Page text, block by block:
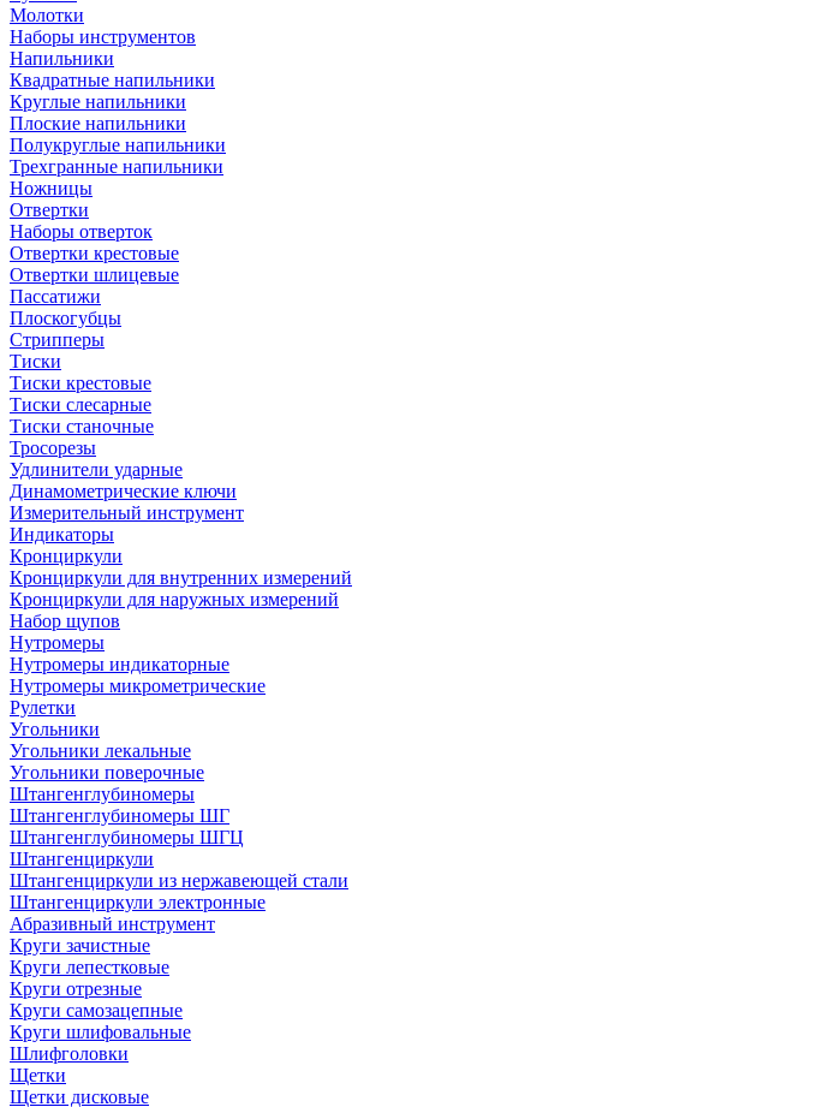
Молотки
Наборы инструментов
Напильники
Квадратные напильники
Круглые напильники
Плоские напильники
Полукруглые напильники
Трехгранные напильники
Ножницы
Отвертки
Наборы отверток
Отвертки крестовые
Отвертки шлицевые
Пассатижи
Плоскогубцы
Стрипперы
Тиски
Тиски крестовые
Тиски слесарные
Тиски станочные
Тросорезы
Удлинители ударные
Динамометрические ключи
Измерительный инструмент
Индикаторы
Кронциркули
Кронциркули для внутренних измерений
Кронциркули для наружных измерений
Набор щупов
Нутромеры
Нутромеры индикаторные
Нутромеры микрометрические
Рулетки
Угольники
Угольники лекальные
Угольники поверочные
Штангенглубиномеры
Штангенглубиномеры ШГ
Штангенглубиномеры ШГЦ
Штангенциркули
Штангенциркули из нержавеющей стали
Штангенциркули электронные
Абразивный инструмент
Круги зачистные
Круги лепестковые
Круги отрезные
Круги самозацепные
Круги шлифовальные
Шлифголовки
Щетки
Щетки дисковые